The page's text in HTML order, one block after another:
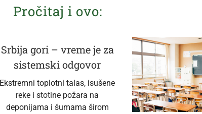
Pročitaj i ovo:
Srbija gori – vreme je za
sistemski odgovor
Ekstremni toplotni talas, isušene
reke i stotine požara na
deponijama i šumama širom